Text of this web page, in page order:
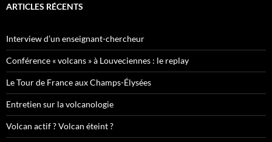
ARTICLES RÉCENTS
Interview d’un enseignant-chercheur
Conférence « volcans » à Louveciennes : le replay
Le Tour de France aux Champs-Élysées
Entretien sur la volcanologie
Volcan actif ? Volcan éteint ?